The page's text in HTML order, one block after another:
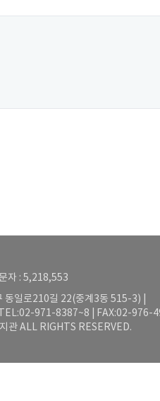
자 : 5,218,553
동일로210길 22(중계3동 515-3) |
TEL:02-971-8387~8 | FAX:02-976-
관 ALL RIGHTS RESERVED.